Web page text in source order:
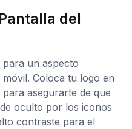
del
para un aspecto
Coloca tu logo en
asegurarte de que
oculto por los iconos
contraste para el